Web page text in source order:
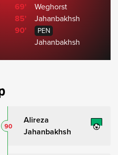
69'
Weghorst
85'
Jahanbakhsh
90'
PEN
Jahanbakhsh
Alireza
Jahanbakhsh
90